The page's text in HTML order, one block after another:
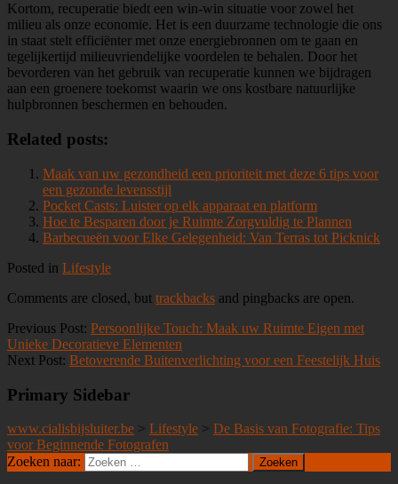
Kortom, recuperatie biedt een win-win situatie voor zowel het
milieu als onze economie. Het is een duurzame technologie die ons
in staat stelt efficiënter met onze energiebronnen om te gaan en
tegelijkertijd milieuvriendelijke voordelen te behalen. Door het
bevorderen van het gebruik van recuperatie kunnen we bijdragen
aan een groenere toekomst waarin we ons kostbare natuurlijke
hulpbronnen beschermen en behouden.
Related posts:
Maak van uw gezondheid een prioriteit met deze 6 tips voor
een gezonde levensstijl
Pocket Casts: Luister op elk apparaat en platform
Hoe te Besparen door je Ruimte Zorgvuldig te Plannen
Barbecueën voor Elke Gelegenheid: Van Terras tot Picknick
Posted in Lifestyle
Comments are closed, but trackbacks and pingbacks are open.
Previous Post: Persoonlijke Touch: Maak uw Ruimte Eigen met
Unieke Decoratieve Elementen
Next Post: Betoverende Buitenverlichting voor een Feestelijk Huis
Primary Sidebar
www.cialisbijsluiter.be > Lifestyle > De Basis van Fotografie: Tips
voor Beginnende Fotografen
Zoeken naar: